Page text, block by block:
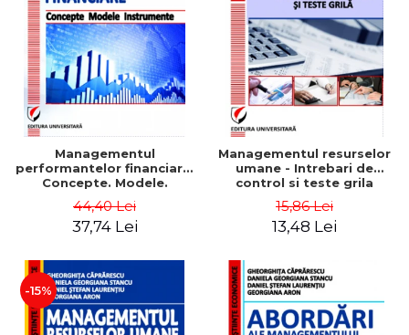
Managementul
performantelor financiare.
Concepte. Modele.
44,40 Lei
37,74 Lei
Managementul resurselor
umane - Intrebari de
control si teste grila
15,86 Lei
13,48 Lei
-15%